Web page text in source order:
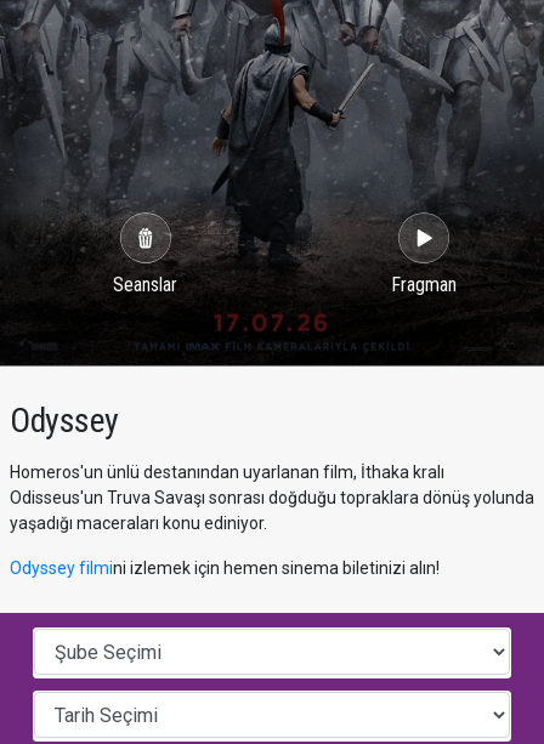
Seanslar Fragman
Odyssey
Homeros'un ünlü destanından uyarlanan film, İthaka kralı
Odisseus'un Truva Savaşı sonrası doğduğu topraklara dönüş yolunda
yaşadığı maceraları konu ediniyor.
Odyssey filmini izlemek için hemen sinema biletinizi alın!